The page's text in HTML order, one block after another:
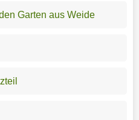
Garten aus Weide